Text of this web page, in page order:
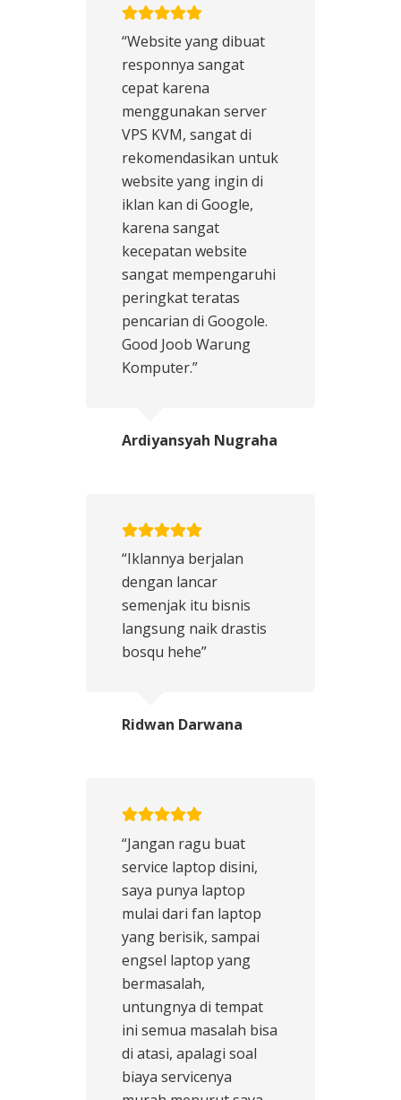
“Website yang dibuat
responnya sangat
cepat karena
menggunakan server
VPS KVM, sangat di
rekomendasikan untuk
website yang ingin di
iklan kan di Google,
karena sangat
kecepatan website
sangat mempengaruhi
peringkat teratas
pencarian di Googole.
Good Joob Warung
Komputer.”
Ardiyansyah Nugraha
“Iklannya berjalan
dengan lancar
semenjak itu bisnis
langsung naik drastis
bosqu hehe”
Ridwan Darwana
“Jangan ragu buat
service laptop disini,
saya punya laptop
mulai dari fan laptop
yang berisik, sampai
engsel laptop yang
bermasalah,
untungnya di tempat
ini semua masalah bisa
di atasi, apalagi soal
biaya servicenya